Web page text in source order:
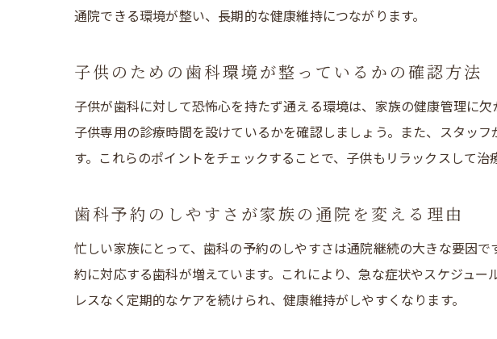
南会津で話題
歯科選びで
地域密着の
家族が参加
予約なしでも安心
予約なしで
急な歯科ト
歯科受付の対
通院できる環境が整い、長期的な健康維持につながります。
子供のための歯科環境が整っているかの確認方法
子供が歯科に対して恐怖心を持たず通える環境は、家族の健康管理に
子供専用の診療時間を設けているかを確認しましょう。また、スタッ
す。これらのポイントをチェックすることで、子供もリラックスして治
歯科予約のしやすさが家族の通院を変える理由
忙しい家族にとって、歯科の予約のしやすさは通院継続の大きな要因
約に対応する歯科が増えています。これにより、急な症状やスケジュ
レスなく定期的なケアを続けられ、健康維持がしやすくなります。